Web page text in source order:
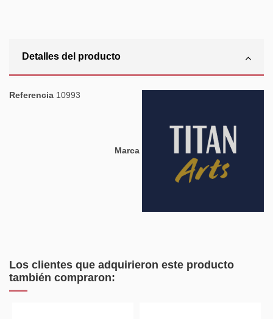
Detalles del producto
Marca
Referencia 10993
Los clientes que adquirieron este producto
también compraron: